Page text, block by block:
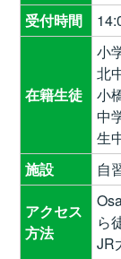
受付時間
在籍生徒
小
北
小
中
生
施設
自
アクセス
方法
ら
JR